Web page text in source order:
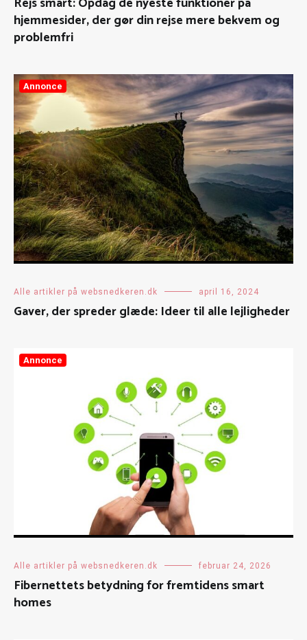
hjemmesider, der gør din rejse mere bekvem og
problemfri
Annonce
Alle artikler på websnedkeren.dk april 16, 2024
Gaver, der spreder glæde: Ideer til alle lejligheder
Annonce
Alle artikler på websnedkeren.dk februar 24, 2026
Fibernettets betydning for fremtidens smart
homes